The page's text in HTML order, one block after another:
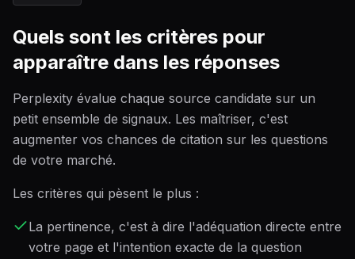
Quels sont les critères pour
apparaître dans les réponses
Perplexity évalue chaque source candidate sur un
petit ensemble de signaux. Les maîtriser, c'est
augmenter vos chances de citation sur les questions
de votre marché.
Les critères qui pèsent le plus :
La pertinence, c'est à dire l'adéquation directe entre
votre page et l'intention exacte de la question